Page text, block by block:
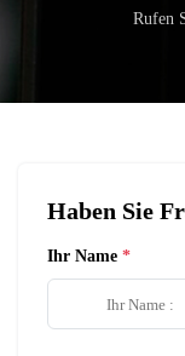
Rufen
Haben Sie
Ihr Name